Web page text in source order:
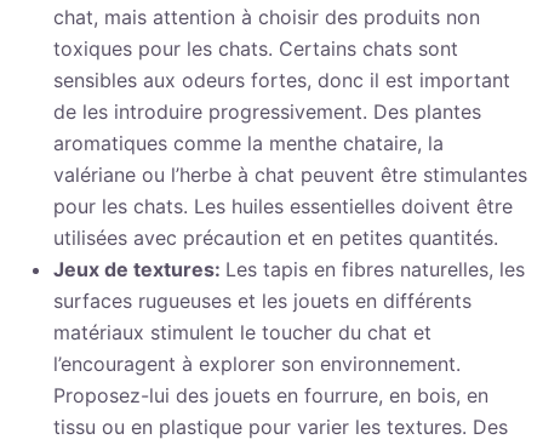
chat, mais attention à choisir des produits non
toxiques pour les chats. Certains chats sont
sensibles aux odeurs fortes, donc il est important
de les introduire progressivement. Des plantes
aromatiques comme la menthe chataire, la
valériane ou l’herbe à chat peuvent être stimulantes
pour les chats. Les huiles essentielles doivent être
utilisées avec précaution et en petites quantités.
Jeux de textures: Les tapis en fibres naturelles, les
surfaces rugueuses et les jouets en différents
matériaux stimulent le toucher du chat et
l’encouragent à explorer son environnement.
Proposez-lui des jouets en fourrure, en bois, en
tissu ou en plastique pour varier les textures. Des